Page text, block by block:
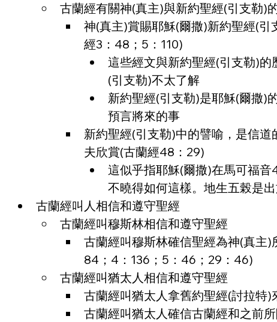
古蘭經有關神(真主)與新約聖經(引支勒)
神(真主)賞賜耶穌(爾撒)新約聖經(
經3：48；5：110)
這些經文與新約聖經(引支勒)
(引支勒)不太了解
新約聖經(引支勒)是耶穌(爾撒)
預言將來的事
新約聖經(引支勒)中的譬喻，是信
夫欣賞(古蘭經48：29)
這似乎指耶穌(爾撒)在馬可福
不曉得如何這樣。地生五榖是
古蘭經叫人相信和遵守聖經
古蘭經叫穆斯林相信和遵守聖經
古蘭經叫穆斯林確信聖經為神(真主
84；4：136；5：46；29：46)
古蘭經叫猶太人相信和遵守聖經
古蘭經叫猶太人拿舊約聖經(討拉特)
古蘭經叫猶太人確信古蘭經和之前